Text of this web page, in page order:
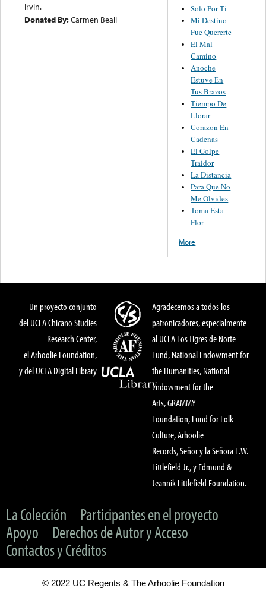
Irvin.
Donated By:Carmen Beall
Solo Por Ti
Mi Destino
Fue Quererte
El Mal
Camino
Anoche
Estuve En
Tus Brazos
Tiempo De
Llorar
Corazon En
Cadenas
El Golpe
Traidor
La Distancia
Para Que No
Me Olvides
Toma Esta
Flor
More
Un proyecto conjunto
del UCLA Chicano Studies
Research Center,
el Arhoolie Foundation,
y del UCLA Digital Library
Agradecemos a todos los
patronicadores, especialmente
al UCLA Los Tigres de Norte
Fund, National Endowment for
the Humanities, National
Endowment for the
Arts, GRAMMY
Foundation, Fund for Folk
Culture, Arhoolie
Records, Señor y la Señora E.W.
Littlefield Jr., y Edmund &
Jeannik Littlefield Foundation.
La Colección
Participantes en el proyecto
Apoyo
Derechos de Autor y Acceso
Contactos y Créditos
© 2022 UC Regents & The Arhoolie Foundation